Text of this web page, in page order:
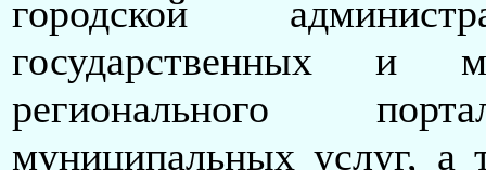
городской
государственных и
регионального
муниципальных услуг, а